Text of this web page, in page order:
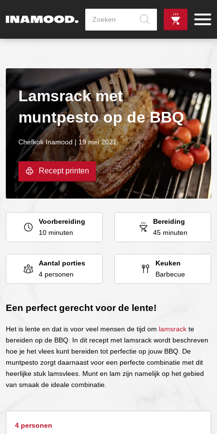
leverdag
mogelijk
vanaf €100,-
Lamsrack met
muntpesto op de BBQ
Chefkok Inamood | 19 mei 2021
Recept printen
Voorbereiding
10 minuten
Bereiding
45 minuten
Aantal porties
4 personen
Keuken
Barbecue
Een perfect gerecht voor de lente!
Het is lente en dat is voor veel mensen de tijd om lamsrack te
bereiden op de BBQ. In dit recept met lamsrack wordt beschreven
hoe je het vlees kunt bereiden tot perfectie op jouw BBQ. De
muntpesto zorgt daarnaast voor een perfecte combinatie met dit
heerlijke stuk lamsvlees. Munt en lam zijn namelijk op het gebied
van smaak de ideale combinatie.
4 personen